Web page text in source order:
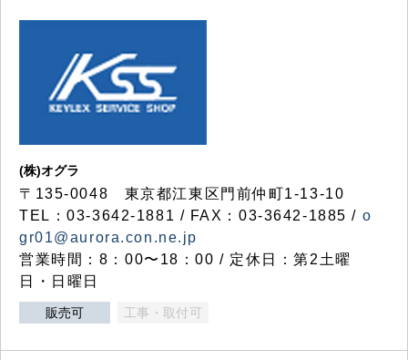
(株)オグラ
〒135-0048 東京都江東区門前仲町1-13-10
TEL：03-3642-1881 / FAX：03-3642-1885 / o
gr01@aurora.con.ne.jp
営業時間：8：00〜18：00 / 定休日：第2土曜
日・日曜日
販売可 工事・取付可